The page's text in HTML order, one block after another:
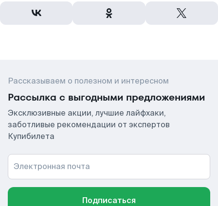
Рассказываем о полезном и интересном
Рассылка с выгодными предложениями
Эксклюзивные акции, лучшие лайфхаки,
заботливые рекомендации от экспертов
Купибилета
Электронная почта
Подписаться